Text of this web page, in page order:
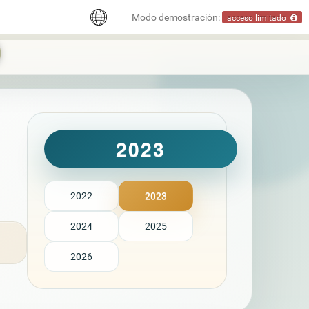
Modo demostración: acceso limitado
2023
2022 2023
2024 2025
2026